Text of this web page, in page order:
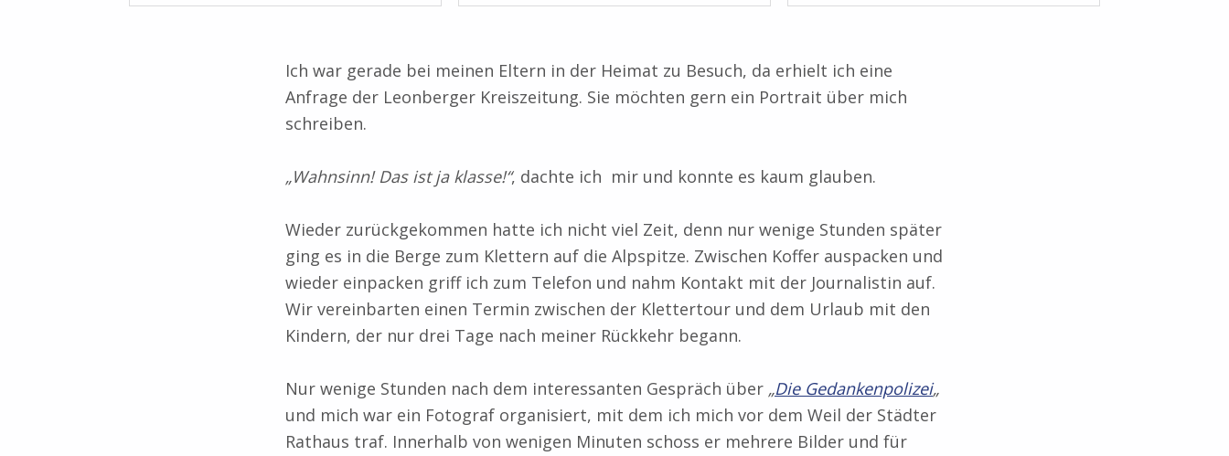
Ich war gerade bei meinen Eltern in der Heimat zu Besuch, da erhielt ich eine
Anfrage der Leonberger Kreiszeitung. Sie möchten gern ein Portrait über mich
schreiben.
„Wahnsinn! Das ist ja klasse!“, dachte ich mir und konnte es kaum glauben.
Wieder zurückgekommen hatte ich nicht viel Zeit, denn nur wenige Stunden später
ging es in die Berge zum Klettern auf die Alpspitze. Zwischen Koffer auspacken und
wieder einpacken griff ich zum Telefon und nahm Kontakt mit der Journalistin auf.
Wir vereinbarten einen Termin zwischen der Klettertour und dem Urlaub mit den
Kindern, der nur drei Tage nach meiner Rückkehr begann.
Nur wenige Stunden nach dem interessanten Gespräch über „Die Gedankenpolizei„
und mich war ein Fotograf organisiert, mit dem ich mich vor dem Weil der Städter
Rathaus traf. Innerhalb von wenigen Minuten schoss er mehrere Bilder und für